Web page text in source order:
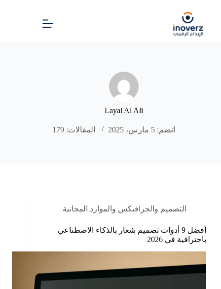
Layal Al Ali
انضم: 5 مارس، 2025 المقالات: 179
التصميم والجرافيكس والموارد المجانية
أفضل 9 أدوات تصميم شعار بالذكاء الاصطناعي
باحترافية في 2026